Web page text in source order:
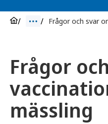
Frågor
mässling